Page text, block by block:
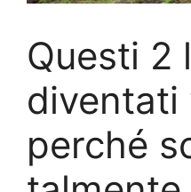
Questi 2
diventati
perché